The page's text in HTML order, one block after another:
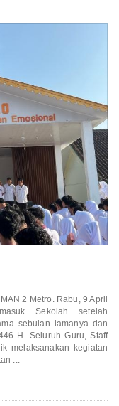
2 Metro. Rabu, 9 April
Sekolah setelah
sebulan lamanya dan
H. Seluruh Guru, Staff
melaksanakan kegiatan
...